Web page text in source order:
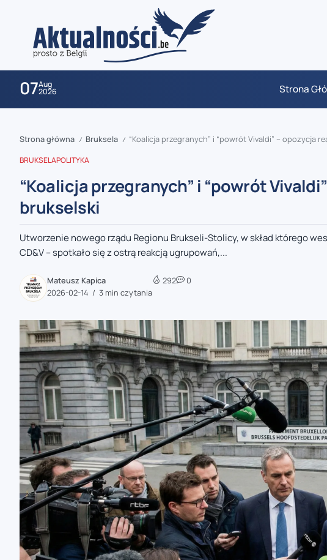
07Aug
2026 Strona
zaobserwuj nas
zaobserwuj nas
zaobserwuj nas
zaobserwuj nas
zaobserwuj nas
Strona główna / Bruksela / “Koalicja przegranych” i “powrót Vivaldi” – opozycja
BRUKSELAPOLITYKA
“Koalicja przegranych” i “powrót
brukselski
Utworzenie nowego rządu Regionu Brukseli-Stolicy, w skład którego
CD&V – spotkało się z ostrą reakcją ugrupowań,...
Mateusz Kapica
2026-02-14
3 min czytania
292 0